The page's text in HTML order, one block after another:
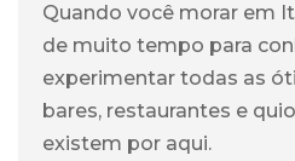
Quando você morar em
de muito tempo para
experimentar todas as
bares, restaurantes e
existem por aqui.